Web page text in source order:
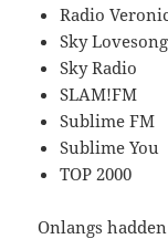
Radio
Sky
Sky Radio
SLAM!FM
Sublime FM
Sublime You
TOP 2000
Onlangs